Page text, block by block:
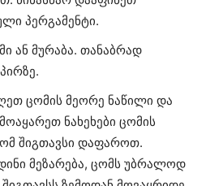
პერგამენტი.
ან მურაბა. თანაბრად
ცომის მეორე ნაწილი და
ნახეხები ცომის
შიგთავსი დაფაროთ.
მეზარება, ცომს უბრალოდ